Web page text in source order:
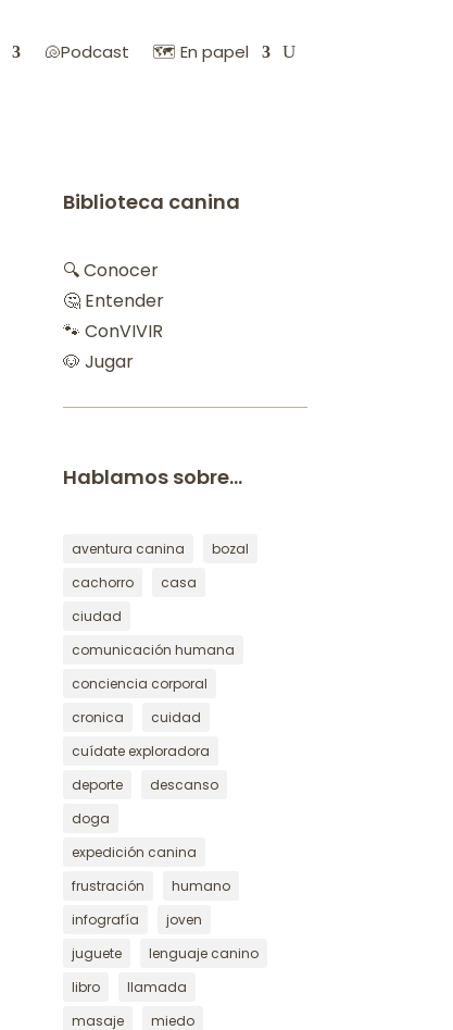
🐚Podcast 🗺️ En papel
Biblioteca canina
🔍 Conocer
🤔 Entender
🐾 ConVIVIR
🐶 Jugar
Hablamos sobre…
aventura canina
bozal
cachorro
casa
ciudad
comunicación humana
conciencia corporal
cronica
cuidad
cuídate exploradora
deporte
descanso
doga
expedición canina
frustración
humano
infografía
joven
juguete
lenguaje canino
libro
llamada
masaje
miedo